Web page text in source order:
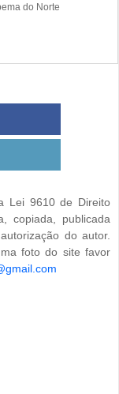
do Norte
Lei 9610 de Direito
copiada, publicada
do autor.
foto do site favor